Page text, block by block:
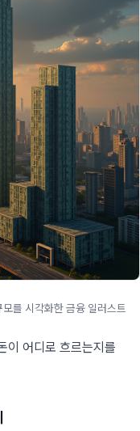
를 시각화한 금융 일러스트
이 어디로 흐르는지를